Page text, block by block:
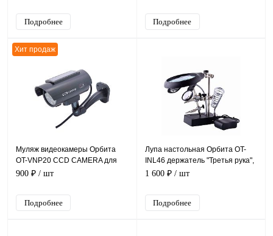
Подробнее Подробнее
Хит продаж
Муляж видеокамеры Орбита
OT-VNP20 CCD CAMERA для
наружного наблюдения с
900 ₽ / шт
Подробнее
Лупа настольная Орбита OT-
INL46 держатель "Третья рука",
3 линзы (10Х, 7,5Х и 2,5X),
1 600 ₽ / шт
Подробнее